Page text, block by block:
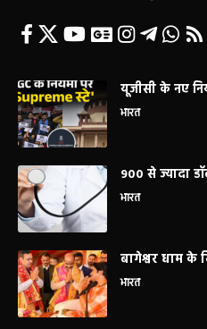
यूजीसी के नए
भारत
900 से ज्यादा
भारत
बागेश्वर धाम के
भारत